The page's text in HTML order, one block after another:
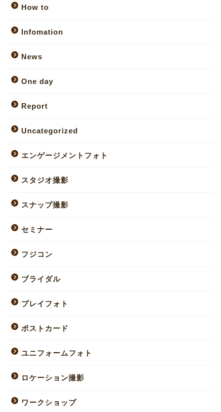
How to
Infomation
News
One day
Report
Uncategorized
エンゲージメントフォト
スタジオ撮影
スナップ撮影
セミナー
フジコン
ブライダル
プレイフォト
ポストカード
ユニフォームフォト
ロケーション撮影
ワークショップ